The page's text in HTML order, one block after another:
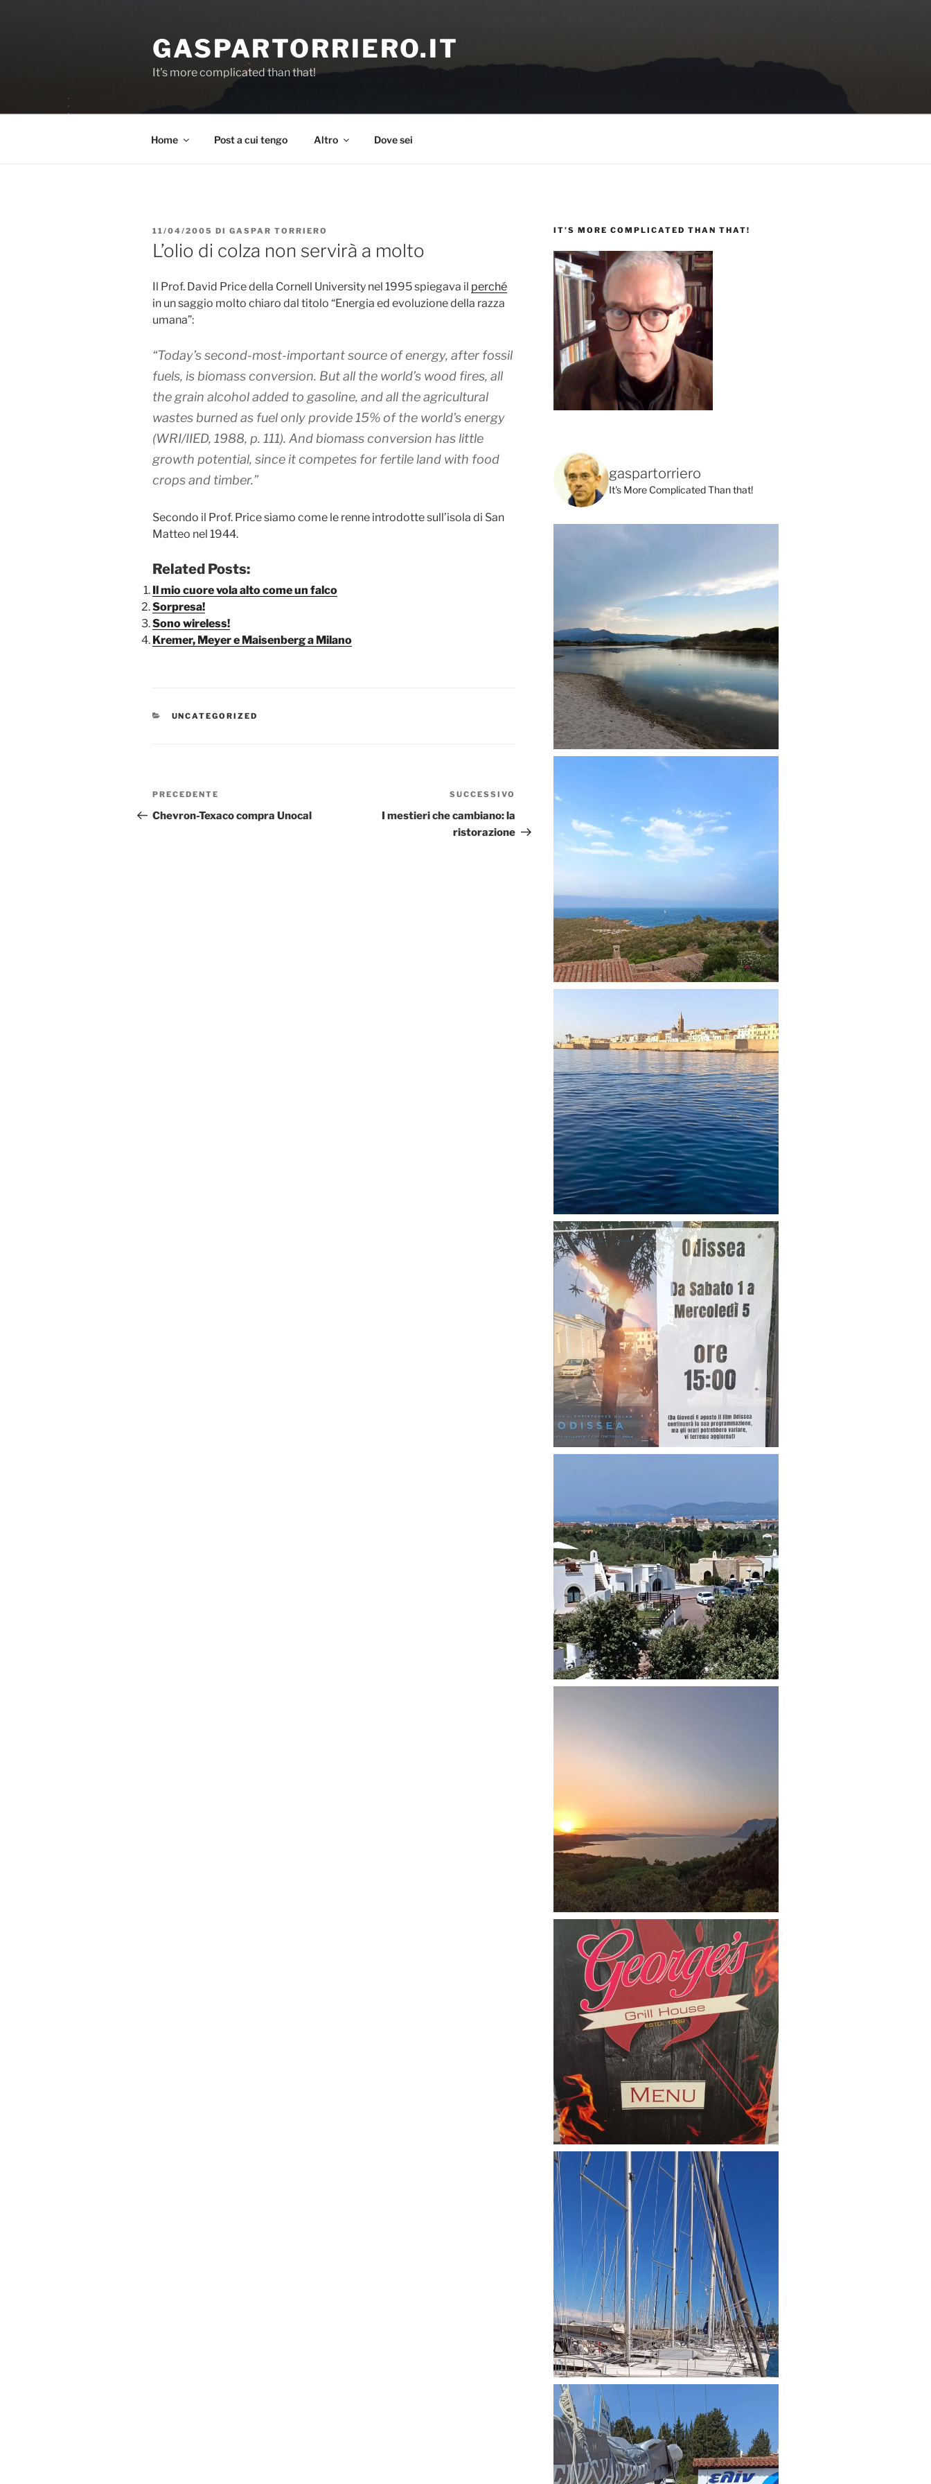
GASPARTORRIERO.IT
It's more complicated than that!
Home Post a cui tengo Altro Dove sei
PUBBLICATO
IL
11/04/2005 DI GASPAR TORRIERO
L’olio di colza non servirà a molto
Il Prof. David Price della Cornell University nel 1995 spiegava il perché
in un saggio molto chiaro dal titolo “Energia ed evoluzione della razza
umana”:
“Today’s second-most-important source of energy, after fossil
fuels, is biomass conversion. But all the world’s wood fires, all
the grain alcohol added to gasoline, and all the agricultural
wastes burned as fuel only provide 15% of the world’s energy
(WRI/IIED, 1988, p. 111). And biomass conversion has little
growth potential, since it competes for fertile land with food
crops and timber.”
Secondo il Prof. Price siamo come le renne introdotte sull’isola di San
Matteo nel 1944.
Related Posts:
Il mio cuore vola alto come un falco
Sorpresa!
Sono wireless!
Kremer, Meyer e Maisenberg a Milano
CATEGORIE
UNCATEGORIZED
Navigazione
articoli
Articolo
precedente:
PRECEDENTE
Chevron-Texaco compra Unocal
Articolo
SUCCESSIVO
I mestieri che cambiano: la
ristorazione
IT’S MORE COMPLICATED THAN THAT!
gaspartorriero
It's More Complicated Than that!